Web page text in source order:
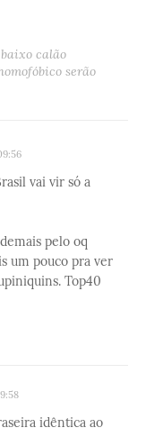
calão
serão
vai vir só a
pelo oq
um pouco pra ver
Top40
idêntica ao